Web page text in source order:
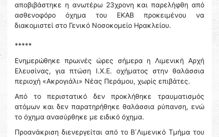
αποβιβάστηκε η ανωτέρω 23χρονη και παρελήφθη από
ασθενοφόρο όχημα του ΕΚΑΒ προκειμένου να
διακομιστεί στο Γενικό Νοσοκομείο Ηρακλείου.
*****
Ενημερώθηκε πρωινές ώρες σήμερα η Λιμενική Αρχή
Ελευσίνας, για πτώση Ι.Χ.Ε. οχήματος στην θαλάσσια
περιοχή «Ακρογιάλι» Νέας Περάμου, χωρίς επιβάτες.
Από το περιστατικό δεν προκλήθηκε τραυματισμός
ατόμων και δεν παρατηρήθηκε θαλάσσια ρύπανση, ενώ
το όχημα ανασύρθηκε με ειδικό όχημα.
Προανάκριση διενεργείται από το Β΄Λιμενικό Τμήμα του